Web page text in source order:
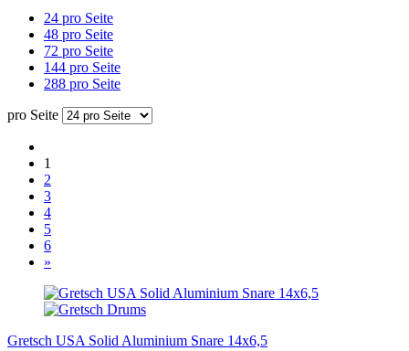
24 pro Seite
48 pro Seite
72 pro Seite
144 pro Seite
288 pro Seite
pro Seite
1
2
3
4
5
6
»
Gretsch USA Solid Aluminium Snare 14x6,5